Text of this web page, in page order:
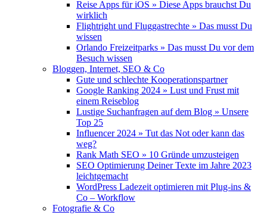
Reise Apps für iOS » Diese Apps brauchst Du
wirklich
Flightright und Fluggastrechte » Das musst Du
wissen
Orlando Freizeitparks » Das musst Du vor dem
Besuch wissen
Bloggen, Internet, SEO & Co
Gute und schlechte Kooperationspartner
Google Ranking 2024 » Lust und Frust mit
einem Reiseblog
Lustige Suchanfragen auf dem Blog » Unsere
Top 25
Influencer 2024 » Tut das Not oder kann das
weg?
Rank Math SEO » 10 Gründe umzusteigen
SEO Optimierung Deiner Texte im Jahre 2023
leichtgemacht
WordPress Ladezeit optimieren mit Plug-ins &
Co – Workflow
Fotografie & Co